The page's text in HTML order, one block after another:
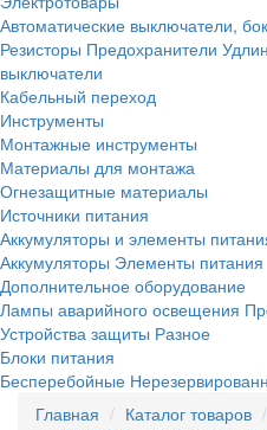
Автоматические выключатели,
Резисторы Предохранители
выключатели
Кабельный переход
Инструменты
Монтажные инструменты
Материалы для монтажа
Огнезащитные материалы
Источники питания
Аккумуляторы и элементы
Аккумуляторы Элементы питания
Дополнительное оборудование
Лампы аварийного освещения
Устройства защиты Разное
Блоки питания
Бесперебойные
Главная
Каталог товаров